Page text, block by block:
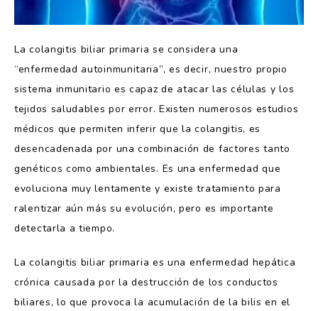
La colangitis biliar primaria se considera una
“enfermedad autoinmunitaria”, es decir, nuestro propio
sistema inmunitario es capaz de atacar las células y los
tejidos saludables por error. Existen numerosos estudios
médicos que permiten inferir que la colangitis, es
desencadenada por una combinación de factores tanto
genéticos como ambientales. Es una enfermedad que
evoluciona muy lentamente y existe tratamiento para
ralentizar aún más su evolución, pero es importante
detectarla a tiempo.
La colangitis biliar primaria es una enfermedad hepática
crónica causada por la destrucción de los conductos
biliares, lo que provoca la acumulación de la bilis en el